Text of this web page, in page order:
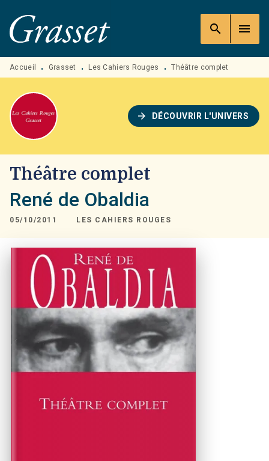
MENU RECHERCHE
PIED DE PAGE
search menu
Accueil • Grasset • Les Cahiers Rouges • Théâtre complet
arrow_forward DÉCOUVRIR L'UNIVERS
Théâtre complet
René de Obaldia
05/10/2011 LES CAHIERS ROUGES